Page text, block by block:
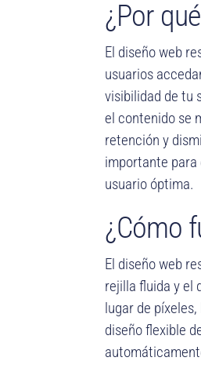
¿Por
El diseño web
usuarios
visibilidad de tu
el contenido se
retención y
importante para
usuario óptima.
¿Cómo
El diseño web
rejilla fluida y el
lugar de
diseño flexible